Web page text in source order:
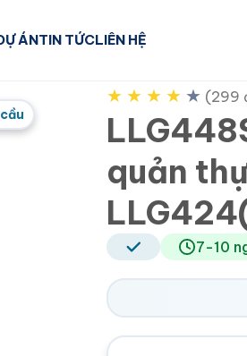
ÁNTIN TỨCLIÊN HỆ
★ ★ ★ ★ ★ (299
quản
7-10